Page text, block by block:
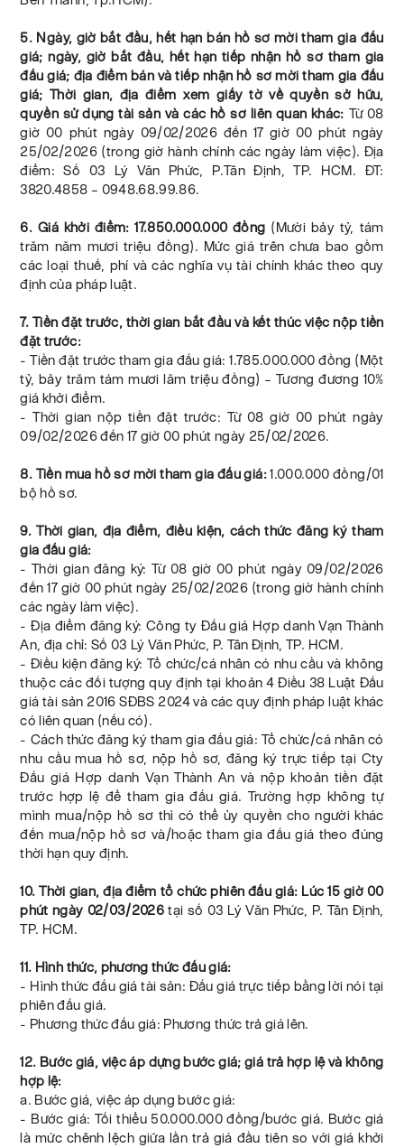
5. Ngày, giờ bắt đầu, hết hạn bán hồ sơ mời tham gia đấu
giá; ngày, giờ bắt đầu, hết hạn tiếp nhận hồ sơ tham gia
đấu giá; địa điểm bán và tiếp nhận hồ sơ mời tham gia đấu
giá; Thời gian, địa điểm xem giấy tờ về quyền sở hữu,
quyền sử dụng tài sản và các hồ sơ liên quan khác: Từ 08
giờ 00 phút ngày 09/02/2026 đến 17 giờ 00 phút ngày
25/02/2026 (trong giờ hành chính các ngày làm việc). Địa
điểm: Số 03 Lý Văn Phức, P.Tân Định, TP. HCM. ĐT:
3820.4858 – 0948.68.99.86.
6. Giá khởi điểm: 17.850.000.000 đồng (Mười bảy tỷ, tám
trăm năm mươi triệu đồng). Mức giá trên chưa bao gồm
các loại thuế, phí và các nghĩa vụ tài chính khác theo quy
định của pháp luật.
7. Tiền đặt trước, thời gian bắt đầu và kết thúc việc nộp tiền
đặt trước:
- Tiền đặt trước tham gia đấu giá: 1.785.000.000 đồng (Một
tỷ, bảy trăm tám mươi lăm triệu đồng) – Tương đương 10%
giá khởi điểm.
- Thời gian nộp tiền đặt trước: Từ 08 giờ 00 phút ngày
09/02/2026 đến 17 giờ 00 phút ngày 25/02/2026.
8. Tiền mua hồ sơ mời tham gia đấu giá:1.000.000 đồng/01
bộ hồ sơ.
9. Thời gian, địa điểm, điều kiện, cách thức đăng ký tham
gia đấu giá:
- Thời gian đăng ký: Từ 08 giờ 00 phút ngày 09/02/2026
đến 17 giờ 00 phút ngày 25/02/2026 (trong giờ hành chính
các ngày làm việc).
- Địa điểm đăng ký: Công ty Đấu giá Hợp danh Vạn Thành
An, địa chỉ: Số 03 Lý Văn Phức, P. Tân Định, TP. HCM.
- Điều kiện đăng ký: Tổ chức/cá nhân có nhu cầu và không
thuộc các đối tượng quy định tại khoản 4 Điều 38 Luật Đấu
giá tài sản 2016 SĐBS 2024 và các quy định pháp luật khác
có liên quan (nếu có).
- Cách thức đăng ký tham gia đấu giá: Tổ chức/cá nhân có
nhu cầu mua hồ sơ, nộp hồ sơ, đăng ký trực tiếp tại Cty
Đấu giá Hợp danh Vạn Thành An và nộp khoản tiền đặt
trước hợp lệ để tham gia đấu giá. Trường hợp không tự
mình mua/nộp hồ sơ thì có thể ủy quyền cho người khác
đến mua/nộp hồ sơ và/hoặc tham gia đấu giá theo đúng
thời hạn quy định.
10. Thời gian, địa điểm tổ chức phiên đấu giá: Lúc 15 giờ 00
phút ngày 02/03/2026 tại số 03 Lý Văn Phức, P. Tân Định,
TP. HCM.
11. Hình thức, phương thức đấu giá:
- Hình thức đấu giá tài sản: Đấu giá trực tiếp bằng lời nói tại
phiên đấu giá.
- Phương thức đấu giá: Phương thức trả giá lên.
12. Bước giá, việc áp dựng bước giá; giá trả hợp lệ và không
hợp lệ:
a. Bước giá, việc áp dụng bước giá:
- Bước giá: Tối thiểu 50.000.000 đồng/bước giá. Bước giá
là mức chênh lệch giữa lần trả giá đầu tiên so với giá khởi